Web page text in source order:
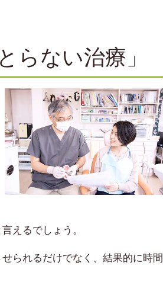
らない治療」
えるでしょう。
られるだけでなく、結果的に時間